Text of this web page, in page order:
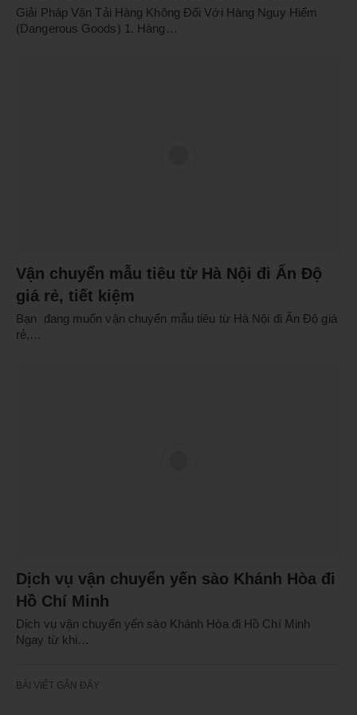
Giải Pháp Vận Tải Hàng Không Đối Với Hàng Nguy Hiểm
(Dangerous Goods) 1. Hàng…
Vận chuyển mẫu tiêu từ Hà Nội đi Ấn Độ
giá rẻ, tiết kiệm
Bạn đang muốn vận chuyển mẫu tiêu từ Hà Nội đi Ấn Độ giá
rẻ,…
Dịch vụ vận chuyển yến sào Khánh Hòa đi
Hồ Chí Minh
Dịch vụ vận chuyển yến sào Khánh Hòa đi Hồ Chí Minh
Ngay từ khi…
BÀI VIẾT GẦN ĐÂY